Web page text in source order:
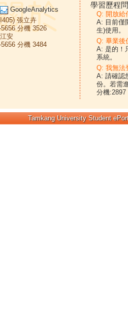
GoogleAnalytics
張立卉
分機 3526
安
分機 3484
學習歷程
Q: 開放給
A: 目前僅
生)使用。
Q: 畢業後
A: 是的！
系統。
Q: 我無法
A: 請確認
份。若需
分機:2897
Tamkang University Student